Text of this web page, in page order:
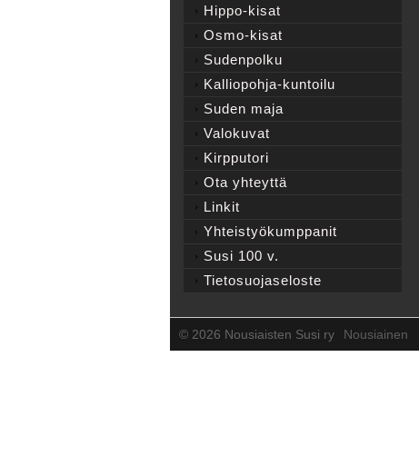
Hippo-kisat
Osmo-kisat
Sudenpolku
Kalliopohja-kuntoilu
Suden maja
Valokuvat
Kirpputori
Ota yhteyttä
Linkit
Yhteistyökumppanit
Susi 100 v.
Tietosuojaseloste
© 2026 Nousiaisten Susi ry Nousiainen